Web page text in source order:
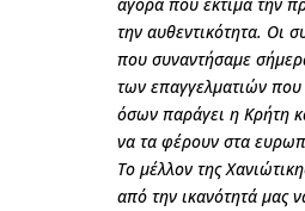
την αυθεντικότητα. Οι
που συναντήσαμε
των επαγγελματιών που
όσων παράγει η Κρήτη
να τα φέρουν στα
Το μέλλον της
από την ικανότητά μας